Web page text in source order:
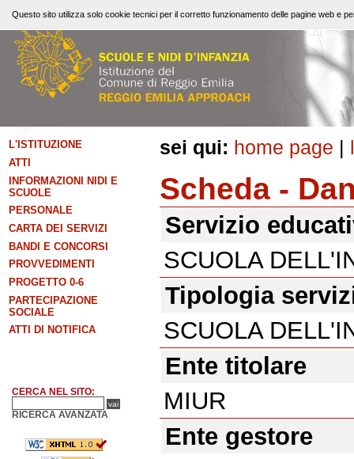
sei qui: home page |
Scheda -
Servizio
SCUOLA
Tipologia
SCUOLA
Ente titolare
MIUR
Ente gestore
L'ISTITUZIONE
ATTI
INFORMAZIONI NIDI E
SCUOLE
PERSONALE
CARTA DEI SERVIZI
BANDI E CONCORSI
PROVVEDIMENTI
PROGETTO 0-6
PARTECIPAZIONE
SOCIALE
ATTI DI NOTIFICA
CERCA NEL SITO:
RICERCA AVANZATA
Questo sito utilizza solo cookie tecnici per il corretto funzionamento delle pagine web e